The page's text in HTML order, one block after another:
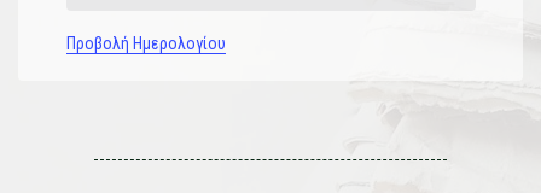
Προβολή Ημερολογίου